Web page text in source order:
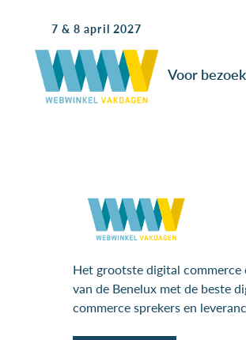
7 & 8 april 2027
Voor
Het grootste digital commerce
van de Benelux met de beste
commerce sprekers en